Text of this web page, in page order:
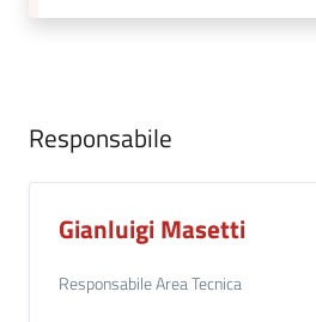
Responsabile
Gianluigi Masetti
Responsabile Area Tecnica